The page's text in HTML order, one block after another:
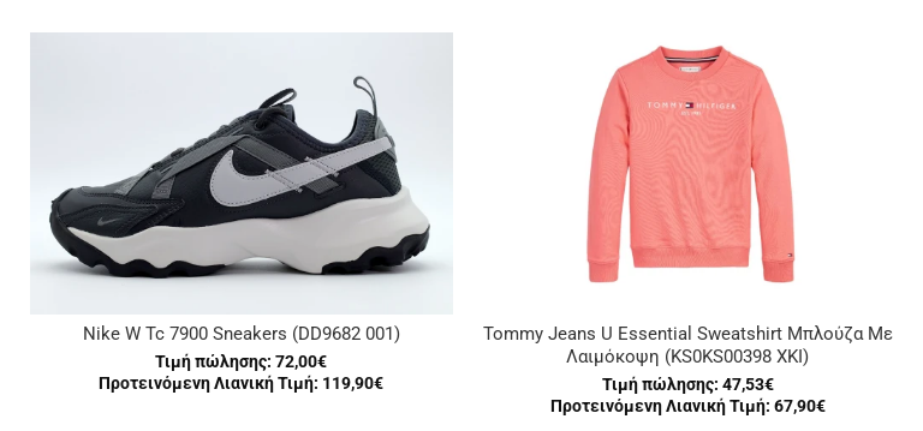
Nike W Tc 7900 Sneakers (DD9682 001)
Τιμή πώλησης: 72,00€
Προτεινόμενη Λιανική Τιμή: 119,90€
Tommy Jeans U Essential Sweatshirt Μπλούζα Με
Λαιμόκοψη (KS0KS00398 XKI)
Τιμή πώλησης: 47,53€
Προτεινόμενη Λιανική Τιμή: 67,90€